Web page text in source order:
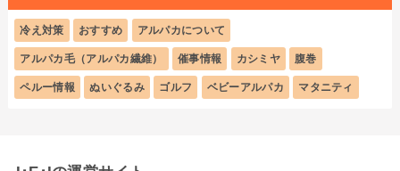
冷え対策 おすすめ アルパカについて
アルパカ毛（アルパカ繊維） 催事情報 カシミヤ 腹巻
ペルー情報 ぬいぐるみ ゴルフ ベビーアルパカ マタニティ